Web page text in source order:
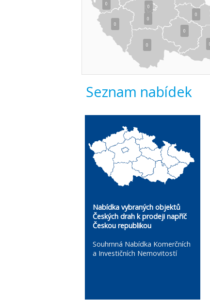
0
0
0
0
0
0
0
Seznam nabídek
Nabídka vybraných objektů
Českých drah k prodeji napříč
Českou republikou
Souhrnná Nabídka Komerčních
a Investičních Nemovitostí